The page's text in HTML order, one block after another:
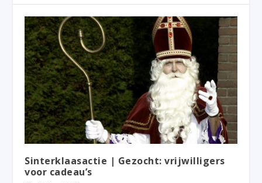
Sinterklaasactie | Gezocht: vrijwilligers
voor cadeau’s